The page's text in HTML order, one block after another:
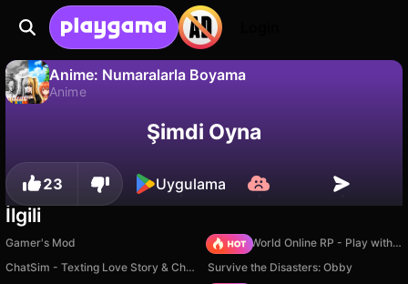
Anime: Numaralarla Boyama
Anime
İlerlemeyi kaydet! Hayır
Şimdi Oyna
23 Uygulama
İlgili
Gamer's Mod
Sprunki World Online RP - Play with Friends!
ChatSim - Texting Love Story & Chat Romance
Survive the Disasters: Obby